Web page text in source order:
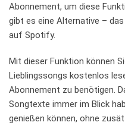
Abonnement, um diese
gibt es eine Alternative –
auf Spotify.
Mit dieser Funktion‌ können⁣
Lieblingssongs⁢ kostenlos
Abonnement zu⁢ benötigen.
Songtexte immer im‌ Blick
genießen ‌können, ohne